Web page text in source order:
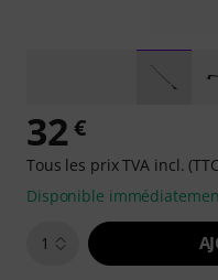
32 €
Tous les prix TVA incl.
Disponible
1